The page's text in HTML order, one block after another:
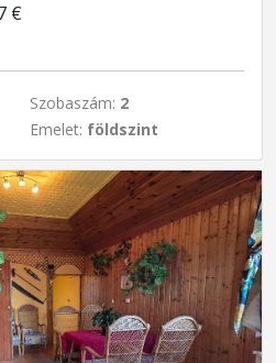
€
Szobaszám: 2
Emelet: földszint